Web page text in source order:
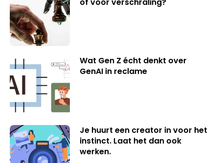
Wat Gen Z écht denkt over
GenAI in reclame
Je huurt een creator in voor het
instinct. Laat het dan ook
werken.